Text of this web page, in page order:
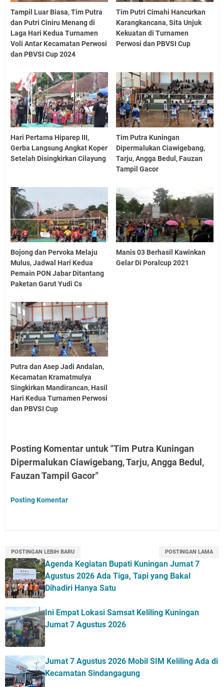
Tampil Luar Biasa, Tim Putra
dan Putri Ciniru Menang di
Laga Hari Kedua Turnamen
Voli Antar Kecamatan Perwosi
dan PBVSI Cup 2024
Tim Putri Cimahi Hancurkan
Karangkancana, Sita Unjuk
Kekuatan di Turnamen
Perwosi dan PBVSI Cup
Hari Pertama Hiparep III,
Gerba Langsung Angkat Koper
Setelah Disingkirkan Cilayung
Tim Putra Kuningan
Dipermalukan Ciawigebang,
Tarju, Angga Bedul, Fauzan
Tampil Gacor
Bojong dan Pervoka Melaju
Mulus, Jadwal Hari Kedua
Pemain PON Jabar Ditantang
Paketan Garut Yudi Cs
Manis 03 Berhasil Kawinkan
Gelar Di Poralcup 2021
Putra dan Asep Jadi Andalan,
Kecamatan Kramatmulya
Singkirkan Mandirancan, Hasil
Hari Kedua Turnamen Perwosi
dan PBVSI Cup
Posting Komentar untuk "Tim Putra Kuningan
Dipermalukan Ciawigebang, Tarju, Angga Bedul,
Fauzan Tampil Gacor"
Posting Komentar
POSTINGAN LEBIH BARU POSTINGAN LAMA
Agenda Kegiatan Bupati Kuningan Jumat 7
Agustus 2026 Ada Tiga, Tapi yang Bakal
Dihadiri Hanya Satu
Ini Empat Lokasi Samsat Keliling Kuningan
Jumat 7 Agustus 2026
Jumat 7 Agustus 2026 Mobil SIM Keliling Ada di
Kecamatan Sindangagung